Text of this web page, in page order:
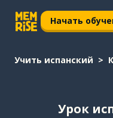
Начать
Учить испанский
Урок